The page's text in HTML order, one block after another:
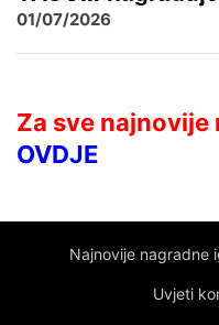
01/07/2026
Za sve
OVDJE
Najnovije nagradne
Uvjeti